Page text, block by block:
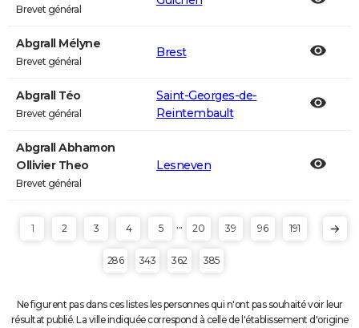
Brevet général
Abgrall Mélyne
Brevet général
Brest
Abgrall Téo
Brevet général
Saint-Georges-de-
Reintembault
Abgrall Abhamon
Ollivier Theo
Brevet général
Lesneven
1 2 3 4 5 ... 20 39 96 191
286 343 362 385
Ne figurent pas dans ces listes les personnes qui n'ont pas souhaité voir leur
résultat publié. La ville indiquée correspond à celle de l'établissement d'origine